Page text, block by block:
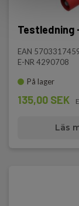
Testledning
EAN
E-NR 4290708
På lager
135,00 SEK
Läs